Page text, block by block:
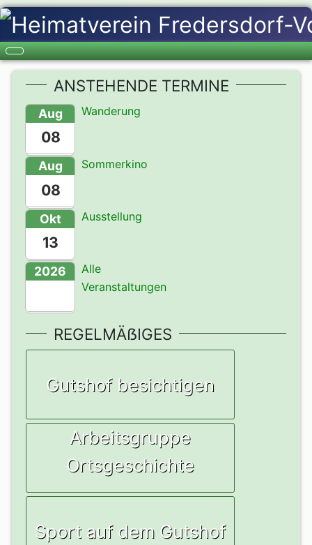
ANSTEHENDE TERMINE
Aug
08
Wanderung
Aug
08
Sommerkino
Okt
13
Ausstellung
2026
Alle
Veranstaltungen
REGELMÄẞIGES
Gutshof besichtigen
Arbeitsgruppe
Ortsgeschichte
Sport auf dem Gutshof